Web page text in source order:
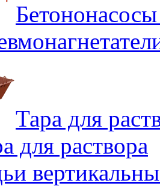
Тара для
для раствора